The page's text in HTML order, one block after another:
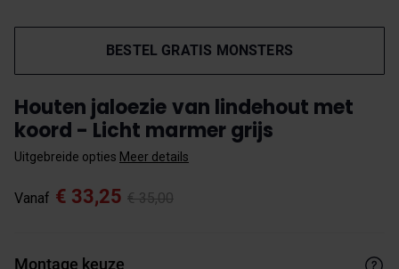
BESTEL GRATIS MONSTERS
Houten jaloezie van lindehout met
koord - Licht marmer grijs
Uitgebreide opties Meer details
Vanaf € 35,00
€ 33,25
Montage keuze